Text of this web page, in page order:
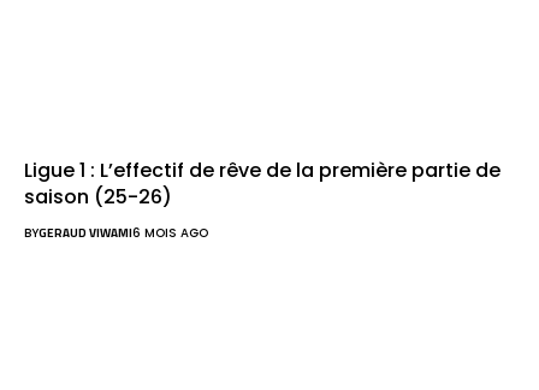
Ligue 1 : L’effectif de rêve de la première partie de
saison (25-26)
BYGERAUD VIWAMI6 MOIS AGO